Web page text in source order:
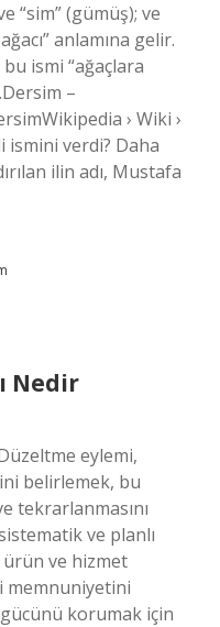
“sim” (gümüş); ve
anlamına gelir.
ismi “ağaçlara
–
› Wiki ›
verdi? Daha
ilin adı, Mustafa
Nedir
eylemi,
belirlemek, bu
tekrarlanmasını
ve planlı
ve hizmet
memnuniyetini
korumak için